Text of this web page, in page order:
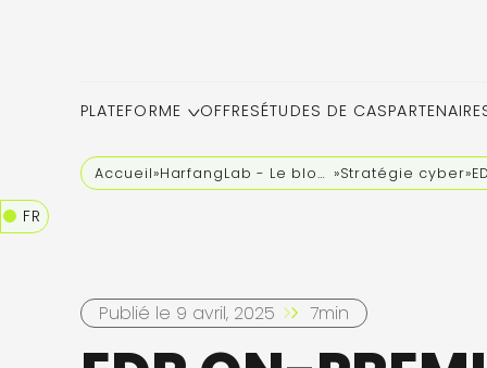
PLATEFORME OFFRESÉTUDES DE CAS
FR
Accueil» HarfangLab - Le blog cybersécurité »Stratégie cyber»
Publié le 9 avril, 2025 7min